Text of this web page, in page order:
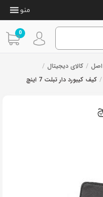
0
منو
اصل / کالای دیجیتال /
/ کیف کیبورد دار تبلت 7 اینچ